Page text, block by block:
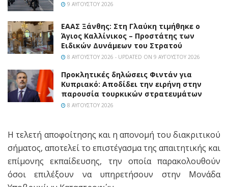
9 ΑΥΓΟΎΣΤΟΥ 2026
EAAΣ Ξάνθης: Στη Γλαύκη τιμήθηκε ο
Άγιος Καλλίνικος – Προστάτης των
Ειδικών Δυνάμεων του Στρατού
8 ΑΥΓΟΎΣΤΟΥ 2026 - UPDATED ON 9 ΑΥΓΟΎΣΤΟΥ 2026
Προκλητικές δηλώσεις Φιντάν για
Κυπριακό: Αποδίδει την ειρήνη στην
παρουσία τουρκικών στρατευμάτων
8 ΑΥΓΟΎΣΤΟΥ 2026
Η τελετή αποφοίτησης και η απονομή του διακριτικού
σήματος, αποτελεί το επιστέγασμα της απαιτητικής και
επίμονης εκπαίδευσης, την οποία παρακολουθούν
όσοι επιλέξουν να υπηρετήσουν στην Μονάδα